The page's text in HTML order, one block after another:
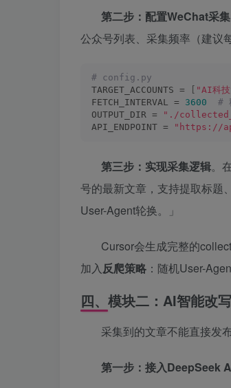
第二步：配置WeChat采集
公众号列表、采集频率（建议
# config.py
TARGET_ACCOUNTS =
"AI科
FETCH_INTERVAL = 3600
#
OUTPUT_DIR =
"./
API_ENDPOINT =
"https://
第三步：实现采集逻辑。
号的最新文章，支持提取标题
User-Agent轮换。」
Cursor会生成完整的
加入反爬策略 ：随机User-
四、模块二：AI智能改
采集到的文章不能直接发
第一步：接入DeepSeek